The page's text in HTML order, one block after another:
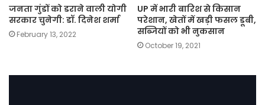
जनता गुंडों को डराने वाली योगी
सरकार चुनेगी: डॉ. दिनेश शर्मा
February 13, 2022
UP में भारी बारिश से किसान
परेशान, खेतों में खड़ी फसल डूबी,
सब्जियों को भी नुकसान
October 19, 2021